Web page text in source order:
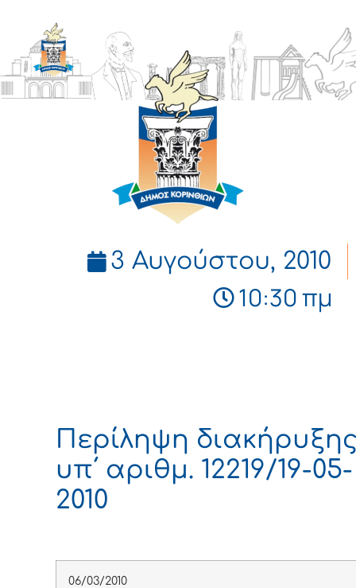
ΔΗΜΟΣ
ΚΟΡΙΝΘΙΩΝ
3 Αυγούστου, 2010
10:30 πμ
Περίληψη
υπ΄ αριθμ. 12219/19-05-
2010
06/03/2010